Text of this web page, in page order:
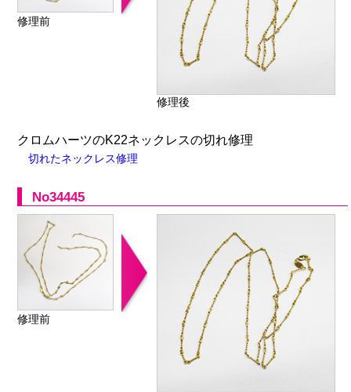
修理前
修理後
クロムハーツのK22ネックレスの切れ修理
切れたネックレス修理
No34445
修理前